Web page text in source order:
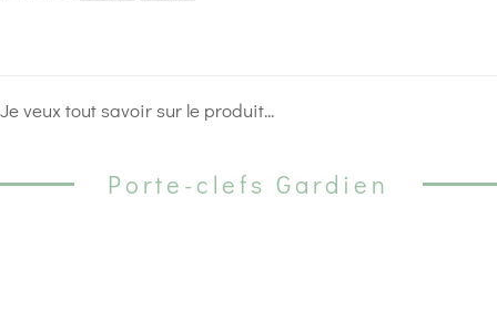
Je veux tout savoir sur le produit...
Porte-clefs Gardien